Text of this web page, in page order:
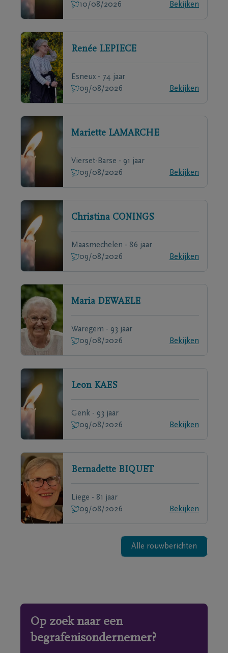
10/08/2026
Bekijken
Renée LEPIECE
Esneux - 74 jaar
09/08/2026
Bekijken
Mariette LAMARCHE
Vierset-Barse - 91 jaar
09/08/2026
Bekijken
Christina CONINGS
Maasmechelen - 86 jaar
09/08/2026
Bekijken
Maria DEWAELE
Waregem - 93 jaar
09/08/2026
Bekijken
Leon KAES
Genk - 93 jaar
09/08/2026
Bekijken
Bernadette BIQUET
Liege - 81 jaar
09/08/2026
Bekijken
Alle rouwberichten
Op zoek naar een
begrafenisondernemer?